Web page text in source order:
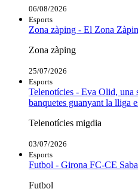
06/08/2026
Esports
Zona zàping - El Zona
Zona zàping
25/07/2026
Esports
Telenotícies - Eva Olid, una
banquetes guanyant la lliga
Telenotícies migdia
03/07/2026
Esports
Futbol - Girona FC-CE
Futbol